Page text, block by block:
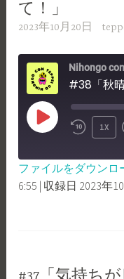
て！」
2023年10月20日
Nihongo
#38「秋
PLAY
REWIND
10
1X
SHARE
ファイルをダウンロ
6:55 | 収録日 2023年